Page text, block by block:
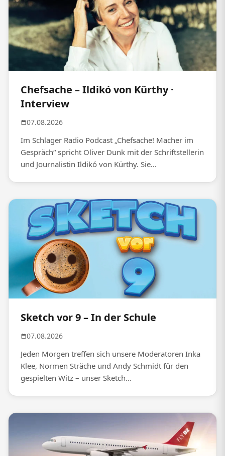
Chefsache – Ildikó von Kürthy ·
Interview
07.08.2026
Im Schlager Radio Podcast „Chefsache! Macher im
Gespräch“ spricht Oliver Dunk mit der Schriftstellerin
und Journalistin Ildikó von Kürthy. Sie...
Sketch vor 9 – In der Schule
07.08.2026
Jeden Morgen treffen sich unsere Moderatoren Inka
Klee, Normen Sträche und Andy Schmidt für den
gespielten Witz – unser Sketch...